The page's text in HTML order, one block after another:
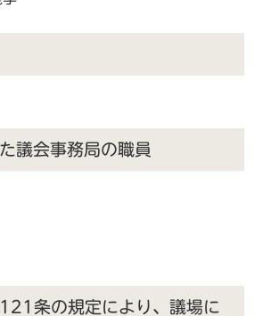
議会事務局の職員
条の規定により、議場に